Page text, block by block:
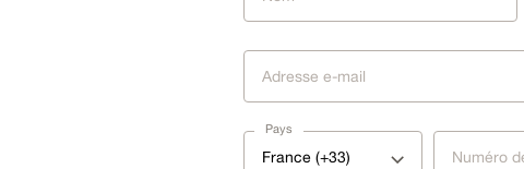
Pays
France (+33)